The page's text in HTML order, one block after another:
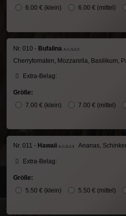
6.00 € (klein) 6.00 € (mittel)
Nr. 010 - Bufalina A,C,G,2,3
Cherrytomaten, Mozzarella, Basilikum,
Extra-Belag:
Größe:
7.00 € (klein) 7.00 € (mittel)
Nr. 011 - Hawaii A,C,G,2,3 Ananas,
Extra-Belag:
Größe:
5.50 € (klein) 5.50 € (mittel)